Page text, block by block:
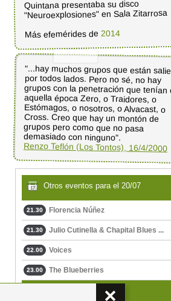
Quintana presentaba su disco
"Neuroexplosiones" en Sala Zitarrosa
Más efemérides de 2014
"...hay muchos grupos que están
por todos lados. Pero no sé, no
grupos con la penetración que
aquella época Zero, o
Estómagos, o nosotros, o
Cross. Creo que hay un
grupos pero como que no
demasiado con ninguno".
Renzo Teflón (Los Tontos), 16/4/2000
Otros eventos para el 20/07
21.30 Florencia Núñez
21.30 Julio Cutinella & Chapital Blues ...
22.00 Voices
23.00 The Blueberries